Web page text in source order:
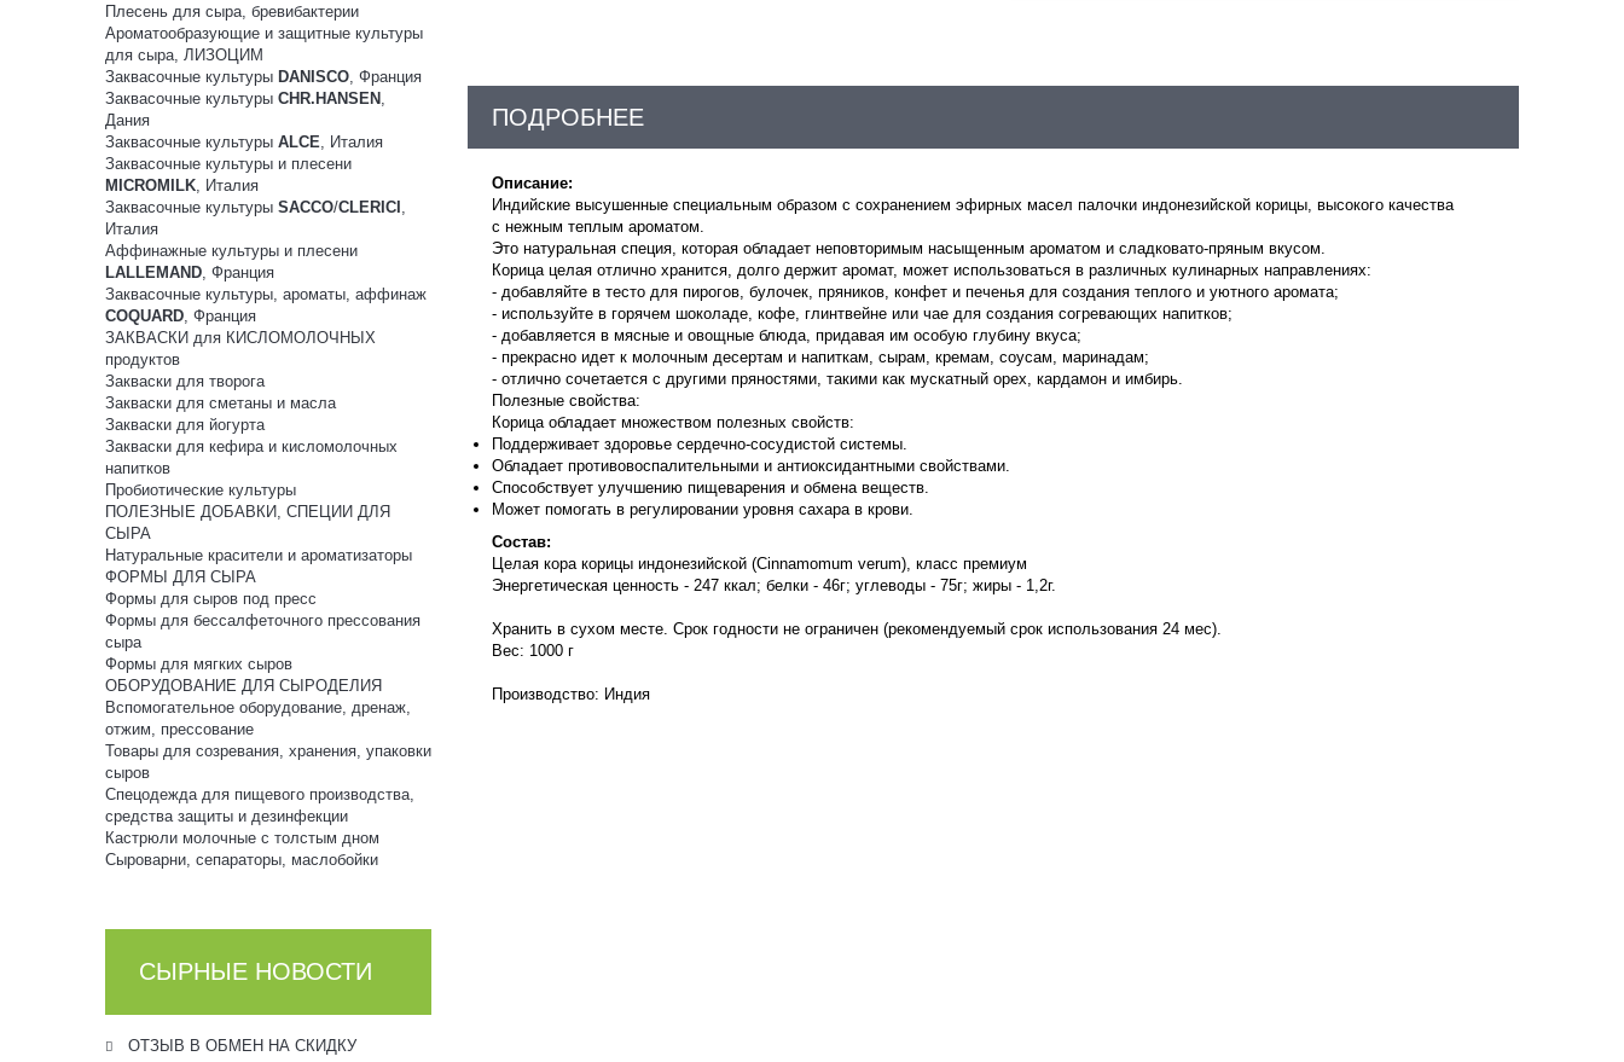
Плесень для сыра, бревибактерии
Ароматообразующие и защитные культуры
для сыра, ЛИЗОЦИМ
Заквасочные культуры DANISCO , Франция
Заквасочные культуры CHR.HANSEN
Дания
Заквасочные культуры ALCE , Италия
Заквасочные культуры и плесени
MICROMILK , Италия
Заквасочные культуры SACCO/CLERICI
Италия
Аффинажные культуры и плесени
LALLEMAND , Франция
Заквасочные культуры, ароматы, аффинаж
COQUARD , Франция
ЗАКВАСКИ для КИСЛОМОЛОЧНЫХ
продуктов
Закваски для творога
Закваски для сметаны и масла
Закваски для йогурта
Закваски для кефира и кисломолочных
напитков
Пробиотические культуры
ПОЛЕЗНЫЕ ДОБАВКИ, СПЕЦИИ ДЛЯ
СЫРА
Натуральные красители и ароматизаторы
ФОРМЫ ДЛЯ СЫРА
Формы для сыров под пресс
Формы для бессалфеточного прессования
сыра
Формы для мягких сыров
ОБОРУДОВАНИЕ ДЛЯ СЫРОДЕЛИЯ
Вспомогательное оборудование, дренаж,
отжим, прессование
Товары для созревания, хранения, упаковки
сыров
Спецодежда для пищевого производства,
средства защиты и дезинфекции
Кастрюли молочные с толстым дном
Сыроварни, сепараторы, маслобойки
СЫРНЫЕ НОВОСТИ
ОТЗЫВ В ОБМЕН НА СКИДКУ
ПОДРОБНЕЕ
Описание:
Индийские высушенные специальным образом с сохранением эфирных масел палочки индонезийской корицы, высокого качества
с нежным теплым ароматом.
Это натуральная специя, которая обладает неповторимым насыщенным ароматом и сладковато-пряным вкусом.
Корица целая отлично хранится, долго держит аромат, может использоваться в различных кулинарных направлениях:
- добавляйте в тесто для пирогов, булочек, пряников, конфет и печенья для создания теплого и уютного аромата;
- используйте в горячем шоколаде, кофе, глинтвейне или чае для создания согревающих напитков;
- добавляется в мясные и овощные блюда, придавая им особую глубину вкуса;
- прекрасно идет к молочным десертам и напиткам, сырам, кремам, соусам, маринадам;
- отлично сочетается с другими пряностями, такими как мускатный орех, кардамон и имбирь.
Полезные свойства:
Корица обладает множеством полезных свойств:
Поддерживает здоровье сердечно-сосудистой системы.
Обладает противовоспалительными и антиоксидантными свойствами.
Способствует улучшению пищеварения и обмена веществ.
Может помогать в регулировании уровня сахара в крови.
Состав:
Целая кора корицы индонезийской (Cinnamomum verum), класс премиум
Энергетическая ценность - 247 ккал; белки - 46г; углеводы - 75г; жиры - 1,2г.
Хранить в сухом месте. Срок годности не ограничен (рекомендуемый срок использования 24 мес).
Вес: 1000 г
Производство: Индия